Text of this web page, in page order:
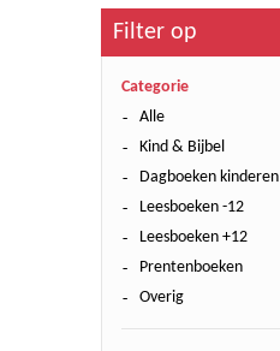
Filter op
Categorie
Alle
Kind & Bijbel
Dagboeken kinderen
Leesboeken -12
Leesboeken +12
Prentenboeken
Overig